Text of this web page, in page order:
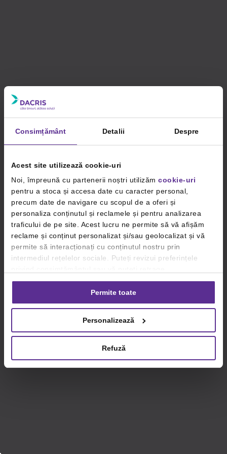
Consimțământ Detalii Despre
Acest site utilizează cookie-uri
Noi, împreună cu partenerii noștri utilizăm cookie-uri
pentru a stoca și accesa date cu caracter personal,
precum date de navigare cu scopul de a oferi și
personaliza conținutul și reclamele și pentru analizarea
traficului de pe site. Acest lucru ne permite să vă afișăm
reclame și conținut personalizat și/sau geolocalizat și vă
permite să interacționați cu conținutul nostru prin
intermediul rețelelor sociale. Puteți revizui preferințele
consimțământul oricând, făcând click pe linkul către
setările dvs. de cookie-uri.
privind utilizarea modulelor cookie.Detalii
Permite toate
Personalizează
Refuză